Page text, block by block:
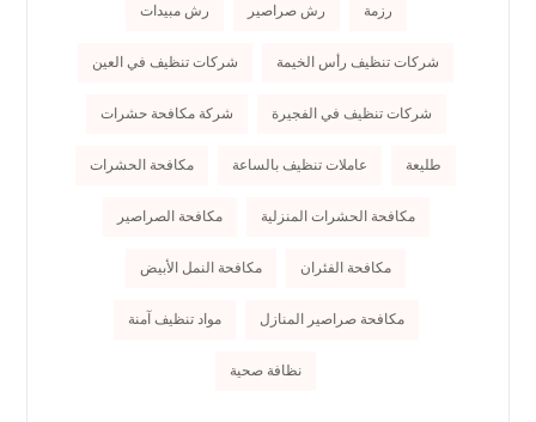
رزمة رش صراصير رش مبيدات
شركات تنظيف رأس الخيمة شركات تنظيف في العين
شركات تنظيف في الفجيرة شركة مكافحة حشرات
طليعة عاملات تنظيف بالساعة مكافحة الحشرات
مكافحة الحشرات المنزلية مكافحة الصراصير
مكافحة الفئران مكافحة النمل الأبيض
مكافحة صراصير المنازل مواد تنظيف آمنة
نظافة صحية